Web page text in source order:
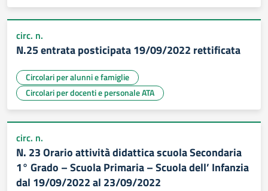
circ. n.
N.25 entrata posticipata 19/09/2022 rettificata
Circolari per alunni e famiglie
Circolari per docenti e personale ATA
circ. n.
N. 23 Orario attività didattica scuola Secondaria
1° Grado – Scuola Primaria – Scuola dell’ Infanzia
dal 19/09/2022 al 23/09/2022